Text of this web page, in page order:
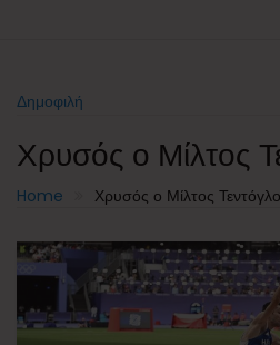
Δημοφιλή
Χρυσός ο Μίλτος
Home Χρυσός ο Μίλτος